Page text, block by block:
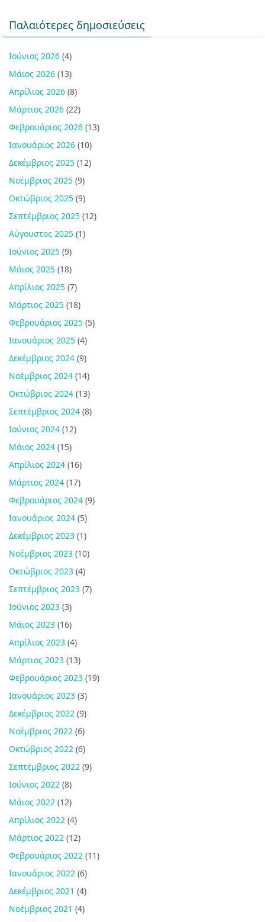
Παλαιότερες δημοσιεύσεις
Ιούνιος 2026 (4)
Μάιος 2026 (13)
Απρίλιος 2026 (8)
Μάρτιος 2026 (22)
Φεβρουάριος 2026 (13)
Ιανουάριος 2026 (10)
Δεκέμβριος 2025 (12)
Νοέμβριος 2025 (9)
Οκτώβριος 2025 (9)
Σεπτέμβριος 2025 (12)
Αύγουστος 2025 (1)
Ιούνιος 2025 (9)
Μάιος 2025 (18)
Απρίλιος 2025 (7)
Μάρτιος 2025 (18)
Φεβρουάριος 2025 (5)
Ιανουάριος 2025 (4)
Δεκέμβριος 2024 (9)
Νοέμβριος 2024 (14)
Οκτώβριος 2024 (13)
Σεπτέμβριος 2024 (8)
Ιούνιος 2024 (12)
Μάιος 2024 (15)
Απρίλιος 2024 (16)
Μάρτιος 2024 (17)
Φεβρουάριος 2024 (9)
Ιανουάριος 2024 (5)
Δεκέμβριος 2023 (1)
Νοέμβριος 2023 (10)
Οκτώβριος 2023 (4)
Σεπτέμβριος 2023 (7)
Ιούνιος 2023 (3)
Μάιος 2023 (16)
Απρίλιος 2023 (4)
Μάρτιος 2023 (13)
Φεβρουάριος 2023 (19)
Ιανουάριος 2023 (3)
Δεκέμβριος 2022 (9)
Νοέμβριος 2022 (6)
Οκτώβριος 2022 (6)
Σεπτέμβριος 2022 (9)
Ιούνιος 2022 (8)
Μάιος 2022 (12)
Απρίλιος 2022 (4)
Μάρτιος 2022 (12)
Φεβρουάριος 2022 (11)
Ιανουάριος 2022 (6)
Δεκέμβριος 2021 (4)
Νοέμβριος 2021 (4)